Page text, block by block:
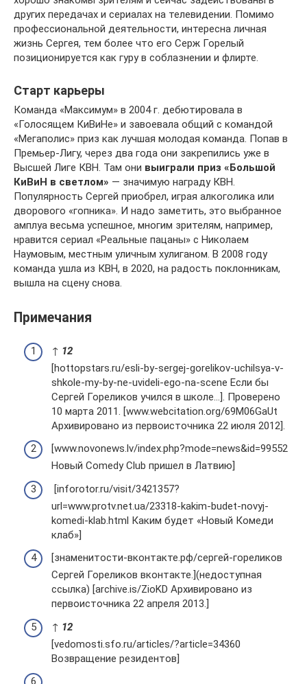
других передачах и сериалах на телевидении. Помимо
профессиональной деятельности, интересна личная
жизнь Сергея, тем более что его Серж Горелый
позиционируется как гуру в соблазнении и флирте.
Старт карьеры
Команда «Максимум» в 2004 г. дебютировала в
«Голосящем КиВиНе» и завоевала общий с командой
«Мегаполис» приз как лучшая молодая команда. Попав в
Премьер-Лигу, через два года они закрепились уже в
Высшей Лиге КВН. Там они выиграли приз «Большой
КиВиН в светлом» — значимую награду КВН.
Популярность Сергей приобрел, играя алкоголика или
дворового «гопника». И надо заметить, это выбранное
амплуа весьма успешное, многим зрителям, например,
нравится сериал «Реальные пацаны» с Николаем
Наумовым, местным уличным хулиганом. В 2008 году
команда ушла из КВН, в 2020, на радость поклонникам,
вышла на сцену снова.
Примечания
↑ 12
[hottopstars.ru/esli-by-sergej-gorelikov-uchilsya-v-
shkole-my-by-ne-uvideli-ego-na-scene Если бы
Сергей Гореликов учился в школе…]. Проверено
10 марта 2011. [www.webcitation.org/69M06GaUt
Архивировано из первоисточника 22 июля 2012].
[www.novonews.lv/index.php?mode=news&id=99552
Новый Comedy Club пришел в Латвию]
[inforotor.ru/visit/3421357?
url=www.protv.net.ua/23318-kakim-budet-novyj-
komedi-klab.html Каким будет «Новый Комеди
клаб»]
[знаменитости-вконтакте.рф/сергей-гореликов
Сергей Гореликов вконтакте.](недоступная
ссылка) [archive.is/ZioKD Архивировано из
первоисточника 22 апреля 2013.]
↑ 12
[vedomosti.sfo.ru/articles/?article=34360
Возвращение резидентов]